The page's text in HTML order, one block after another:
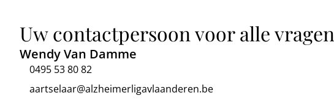
Uw contactpersoon voor alle vragen
Wendy Van Damme
0495 53 80 82
aartselaar@alzheimerligavlaanderen.be